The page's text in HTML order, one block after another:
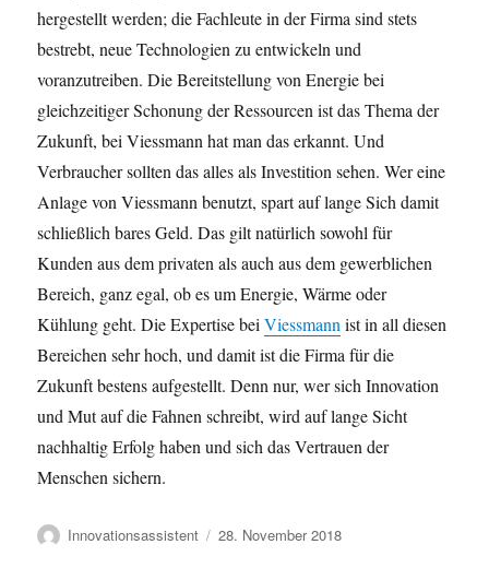
hergestellt werden; die Fachleute in der Firma sind stets
bestrebt, neue Technologien zu entwickeln und
voranzutreiben. Die Bereitstellung von Energie bei
gleichzeitiger Schonung der Ressourcen ist das Thema der
Zukunft, bei Viessmann hat man das erkannt. Und
Verbraucher sollten das alles als Investition sehen. Wer eine
Anlage von Viessmann benutzt, spart auf lange Sich damit
schließlich bares Geld. Das gilt natürlich sowohl für
Kunden aus dem privaten als auch aus dem gewerblichen
Bereich, ganz egal, ob es um Energie, Wärme oder
Kühlung geht. Die Expertise beiViessmann ist in all diesen
Bereichen sehr hoch, und damit ist die Firma für die
Zukunft bestens aufgestellt. Denn nur, wer sich Innovation
und Mut auf die Fahnen schreibt, wird auf lange Sicht
nachhaltig Erfolg haben und sich das Vertrauen der
Menschen sichern.
Autor
Innovationsassistent
Veröffentlicht
28. November 2018